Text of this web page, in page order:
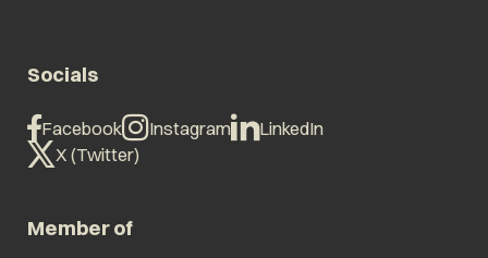
Socials
Facebook Instagram
LinkedIn
X (Twitter)
Member of